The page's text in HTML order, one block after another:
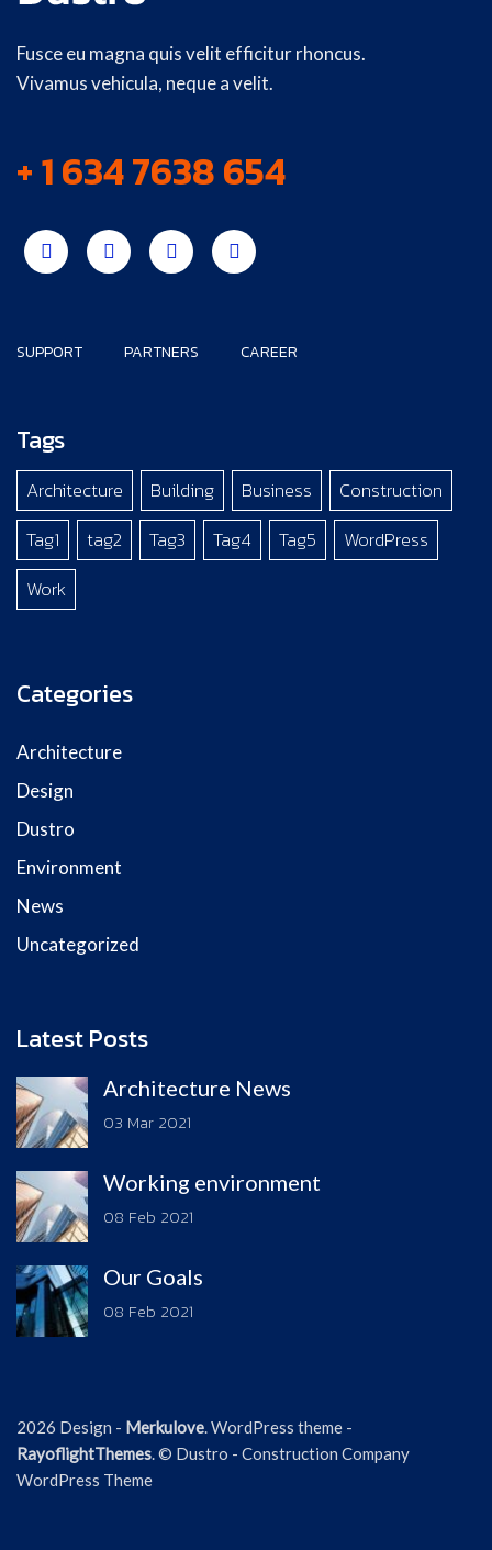
Fusce eu magna quis velit efficitur rhoncus.
Vivamus vehicula, neque a velit.
+ 1 634 7638 654
SUPPORT PARTNERS CAREER
Tags
Architecture Building Business
Construction
Tag1
tag2 Tag3 Tag4 Tag5
WordPress
Work
Categories
Architecture
Design
Dustro
Environment
News
Uncategorized
Latest Posts
Architecture News
03 Mar 2021
Working environment
08 Feb 2021
Our Goals
08 Feb 2021
2026 Design - Merkulove. WordPress theme -
RayoflightThemes. © Dustro - Construction Company
WordPress Theme